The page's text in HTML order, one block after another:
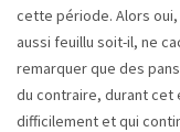
cette période. Alors
aussi feuillu soit-il, ne
remarquer que des
du contraire, durant cet
difficilement et qui